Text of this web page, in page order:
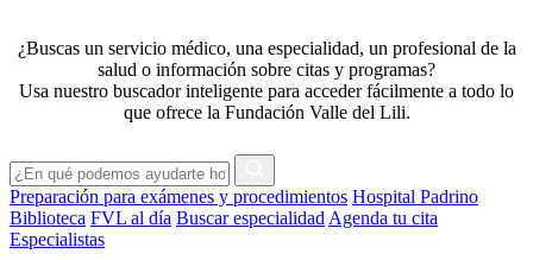
¿Buscas un servicio médico, una especialidad, un profesional de la
salud o información sobre citas y programas?
Usa nuestro buscador inteligente para acceder fácilmente a todo lo
que ofrece la Fundación Valle del Lili.
Preparación para exámenes y procedimientos Hospital Padrino
Biblioteca FVL al día Buscar especialidad Agenda tu cita
Especialistas